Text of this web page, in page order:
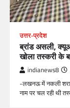
उत्तर-प्रदेश
ब्रांड असली,
खोला तस्करी के
indianews8
-लखनऊ में नकली
नाम पर चल रही थी